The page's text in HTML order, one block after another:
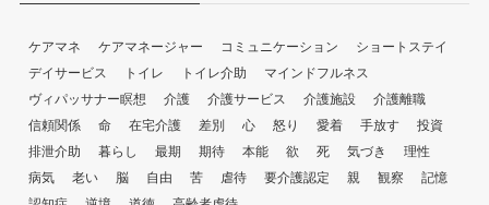
ケアマネ ケアマネージャー コミュニケーション
ショートステイ
デイサービス
トイレ トイレ介助
マインドフルネス
ヴィパッサナー瞑想
介護 介護サービス 介護施設
介護離職
信頼関係
命 在宅介護 差別 心 怒り 愛着 手放す
投資
排泄介助
暮らし 最期 期待 本能 欲 死 気づき
理性
病気
老い 脳 自由 苦 虐待 要介護認定 親 観察
記憶